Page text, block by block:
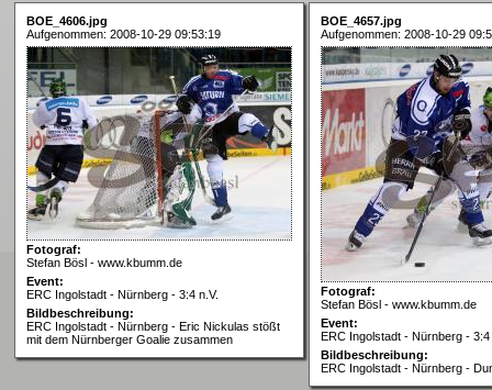
BOE_4606.jpg
Aufgenommen: 2008-10-29 09:53:19
Fotograf:
Stefan Bösl - www.kbumm.de
Event:
ERC Ingolstadt - Nürnberg - 3:4 n.V.
Bildbeschreibung:
ERC Ingolstadt - Nürnberg - Eric Nickulas stößt
mit dem Nürnberger Goalie zusammen
BOE_4657.jpg
Aufgenommen: 2008-10-29
Fotograf:
Stefan Bösl - www.kbumm.de
Event:
ERC Ingolstadt - Nürnberg - 3:4
Bildbeschreibung:
ERC Ingolstadt - Nürnberg -